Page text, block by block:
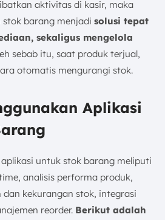
aktivitas di kasir, maka
barang menjadi solusi tepat
sekaligus mengelola
sebab itu, saat produk terjual,
otomatis mengurangi stok.
Aplikasi
untuk stok barang meliputi
analisis performa produk,
dan kekurangan stok, integrasi
reorder. Berikut adalah